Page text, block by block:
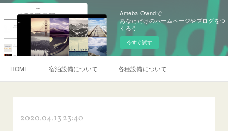
Ameba Owndで
あなただけのホームページやブログをつ
くろう
今すぐ試す
HOME 宿泊設備について 各種設備について
2020.04.13 23:40